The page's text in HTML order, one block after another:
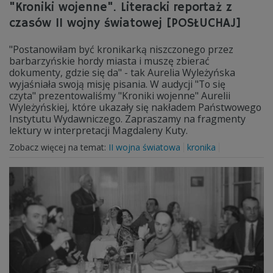
"Kroniki wojenne". Literacki reportaż z
czasów II wojny światowej [POSŁUCHAJ]
"Postanowiłam być kronikarką niszczonego przez
barbarzyńskie hordy miasta i muszę zbierać
dokumenty, gdzie się da" - tak Aurelia Wyleżyńska
wyjaśniała swoją misję pisania. W audycji "To się
czyta" prezentowaliśmy "Kroniki wojenne" Aurelii
Wyleżyńskiej, które ukazały się nakładem Państwowego
Instytutu Wydawniczego. Zapraszamy na fragmenty
lektury w interpretacji Magdaleny Kuty.
Zobacz więcej na temat: II wojna światowa kronika